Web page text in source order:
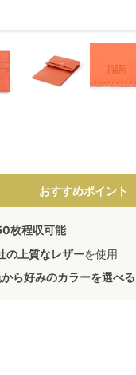
おすすめポイント
枚程収可能
の上質なレザーを使用
ら好みのカラーを選べる